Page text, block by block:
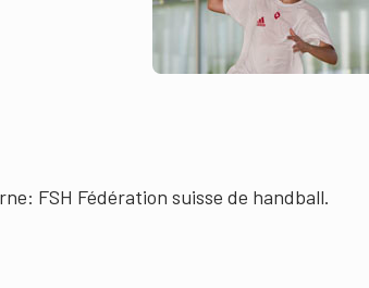
FSH Fédération suisse de handball.